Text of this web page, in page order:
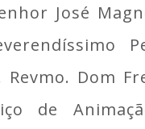
José
Dom
de